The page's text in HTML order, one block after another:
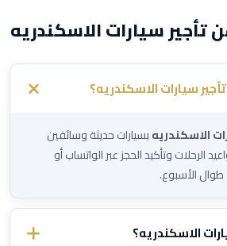
سيارات الاسكندريه
سيارات الاسكندريه؟
الاسكندريهبسيارات حديثة وسائقين
الرحلات وتأكيد الحجز عبر الواتساب أو
الاسكندريه؟